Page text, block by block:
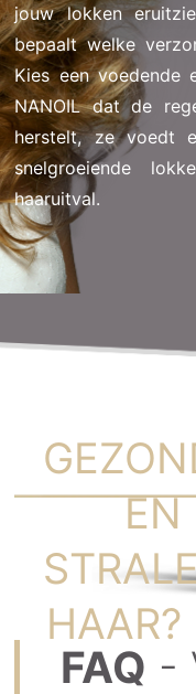
jouw lokken
bepaalt welke
Kies een voedende
NANOIL dat de
herstelt, ze voedt
snelgroeiende
haaruitval.
EN
HAAR?
FAQ -